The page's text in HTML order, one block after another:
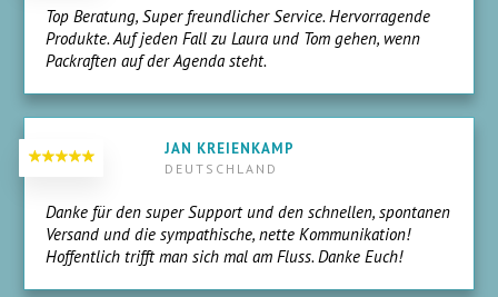
JAN KREIENKAMP
DEUTSCHLAND
Danke für den super Support und den schnellen, spontanen
Versand und die sympathische, nette Kommunikation!
Hoffentlich trifft man sich mal am Fluss. Danke Euch!
Top Beratung, Super freundlicher Service. Hervorragende
Produkte. Auf jeden Fall zu Laura und Tom gehen, wenn
Packraften auf der Agenda steht.